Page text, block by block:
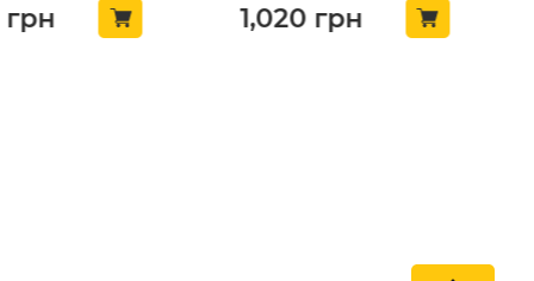
грн 1,020 грн